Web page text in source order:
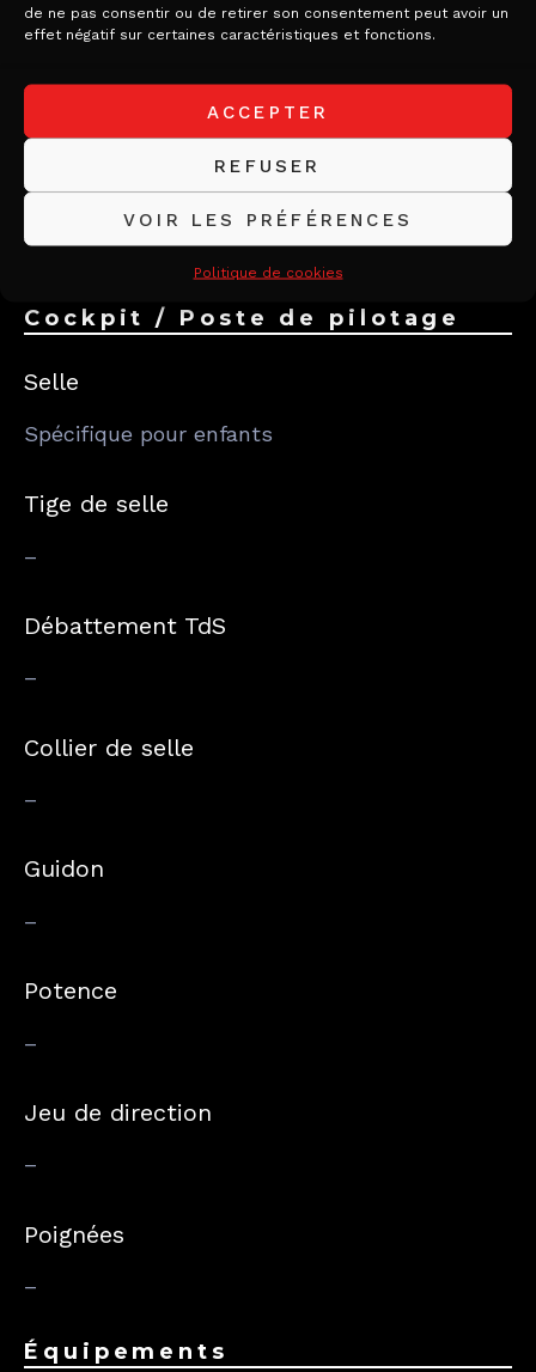
de ne pas consentir ou de retirer son consentement peut avoir un
effet négatif sur certaines caractéristiques et fonctions.
ACCEPTER
REFUSER
VOIR LES PRÉFÉRENCES
Politique de cookies
–
Jantes
Aluminium
Pneus
12″ mixte
Cockpit / Poste de pilotage
Selle
Spécifique pour enfants
Tige de selle
–
Débattement TdS
–
Collier de selle
–
Guidon
–
Potence
–
Jeu de direction
–
Poignées
–
Équipements